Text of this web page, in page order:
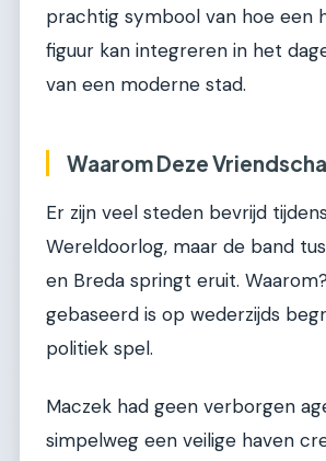
prachtig symbool van hoe een
figuur kan integreren in het
van een moderne stad.
Waarom Deze
Er zijn veel steden bevrijd
Wereldoorlog, maar de band
en Breda springt eruit.
gebaseerd is op wederzijds
politiek spel.
Maczek had geen verborgen
simpelweg een veilige haven